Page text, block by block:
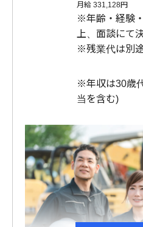
月給 331,128円
※年齢・経験
上、面談にて
※残業代は別
※年収は30歳
当を含む)